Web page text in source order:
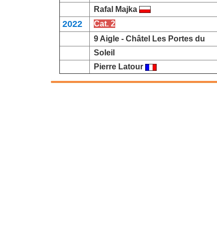
Rafal Majka
2022
Cat. 2
9 Aigle - Châtel Les Portes du
Soleil
Pierre Latour